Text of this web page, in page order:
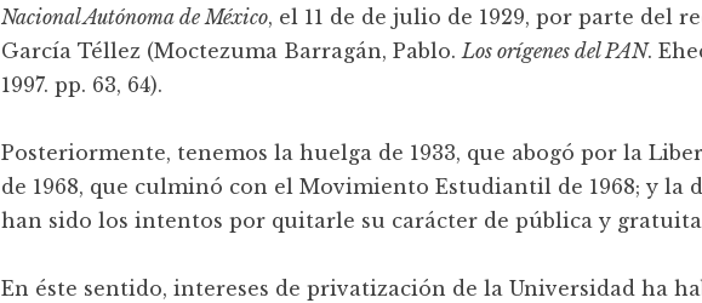
Nacional Autónoma de México, el 11 de de julio de 1929, por parte del
García Téllez (Moctezuma Barragán, Pablo.Los orígenes del PAN.
1997. pp. 63, 64).
Posteriormente, tenemos la huelga de 1933, que abogó por la
de 1968, que culminó con el Movimiento Estudiantil de 1968; y la
han sido los intentos por quitarle su carácter de pública y
En éste sentido, intereses de privatización de la Universidad ha